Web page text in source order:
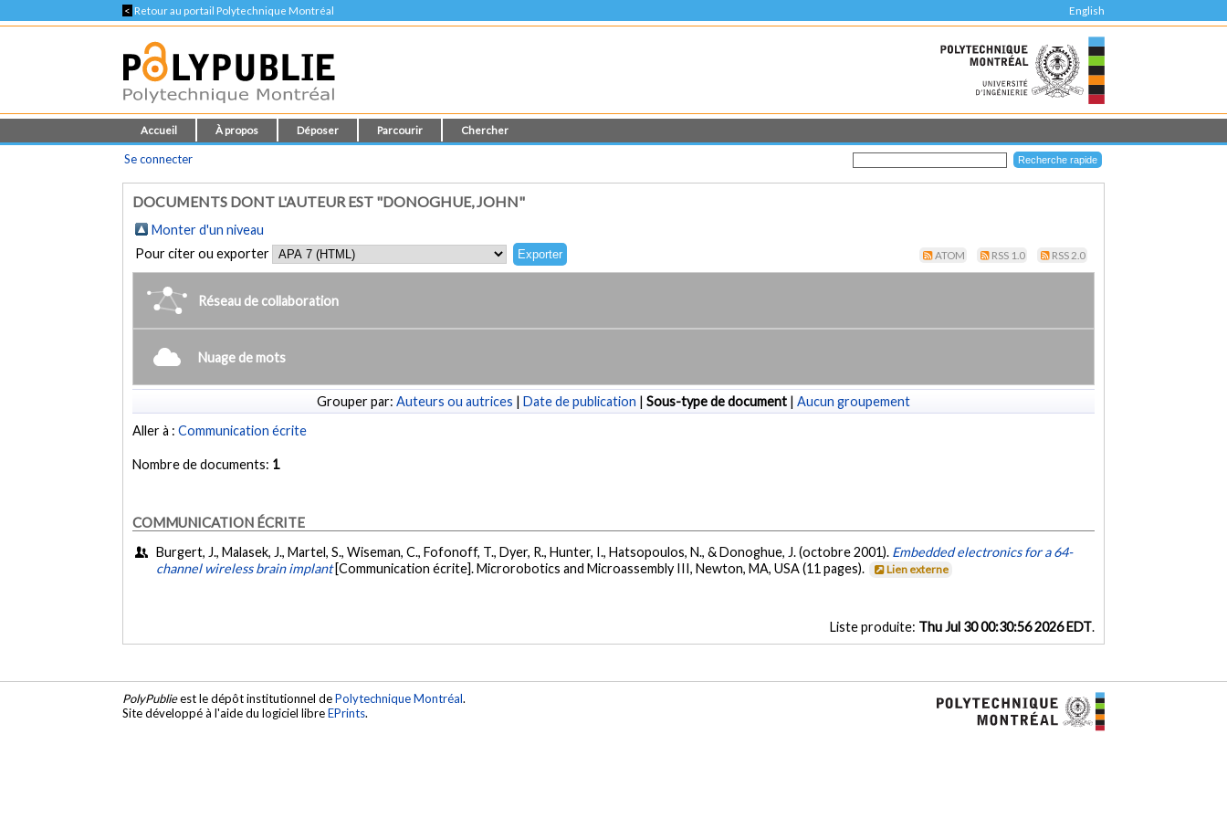
< Retour au portail Polytechnique Montréal English
Accueil À propos Déposer Parcourir Chercher
Se connecter
DOCUMENTS DONT L'AUTEUR EST "DONOGHUE, JOHN"
Monter d'un niveau
Pour citer ou exporter
ATOM RSS 1.0 RSS 2.0
Réseau de collaboration
Nuage de mots
Grouper par: Auteurs ou autrices | Date de publication | Sous-type de document | Aucun groupement
Aller à :Communication écrite
Nombre de documents: 1
COMMUNICATION ÉCRITE
Burgert, J., Malasek, J., Martel, S., Wiseman, C., Fofonoff, T., Dyer, R., Hunter, I., Hatsopoulos, N., & Donoghue, J. (octobre 2001). Embedded electronics for a 64-
channel wireless brain implant [Communication écrite]. Microrobotics and Microassembly III, Newton, MA, USA (11 pages). Lien externe
Liste produite: Thu Jul 30 00:30:56 2026 EDT.
PolyPublieest le dépôt institutionnel dePolytechnique Montréal.
Site développé à l'aide du logiciel libreEPrints.